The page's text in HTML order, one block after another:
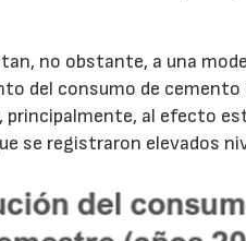
no obstante, a una
del consumo de
principalmente, al efecto
se registraron elevados